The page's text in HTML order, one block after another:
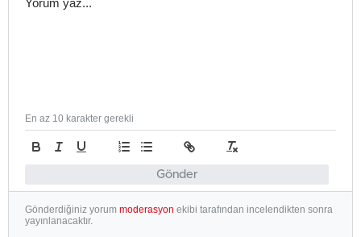
Gönder
En az 10 karakter gerekli
Gönderdiğiniz yorum moderasyon ekibi tarafından incelendikten sonra
yayınlanacaktır.